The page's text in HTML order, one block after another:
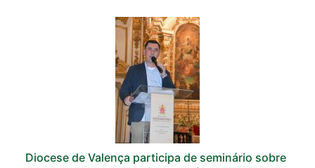
Diocese de Valença participa de seminário sobre